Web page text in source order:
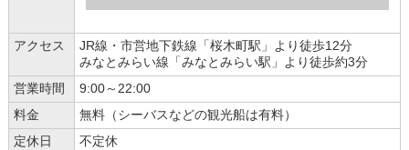
アクセス
JR線・市営地下鉄線「桜木町駅」より徒歩12分
みなとみらい線「みなとみらい駅」より徒歩約3分
営業時間
9:00～22:00
料金
無料（シーバスなどの観光船は有料）
定休日
不定休